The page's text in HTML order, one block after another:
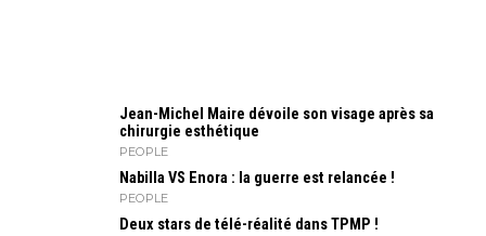
Jean-Michel Maire dévoile son visage après sa
chirurgie esthétique
PEOPLE
Nabilla VS Enora : la guerre est relancée !
PEOPLE
Deux stars de télé-réalité dans TPMP !